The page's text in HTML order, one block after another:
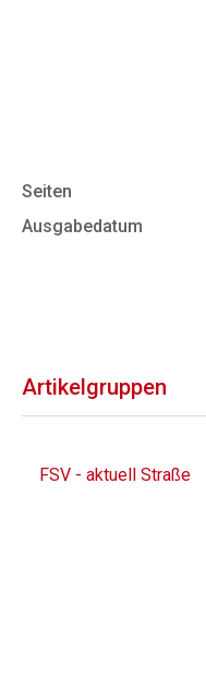
Seiten
Ausgabedatum
Artikelgruppen
FSV - aktuell Straße